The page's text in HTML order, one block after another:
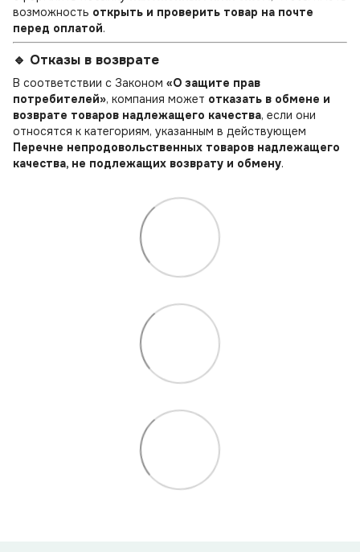
возможность открыть и проверить товар на почте
перед оплатой.
🔹 Отказы в возврате
В соответствии с Законом «О защите прав
потребителей», компания может отказать в обмене и
возврате товаров надлежащего качества, если они
относятся к категориям, указанным в действующем
Перечне непродовольственных товаров надлежащего
качества, не подлежащих возврату и обмену.